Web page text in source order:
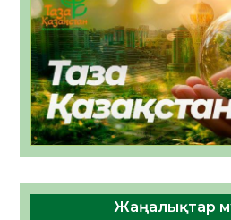
Жаңалықтар